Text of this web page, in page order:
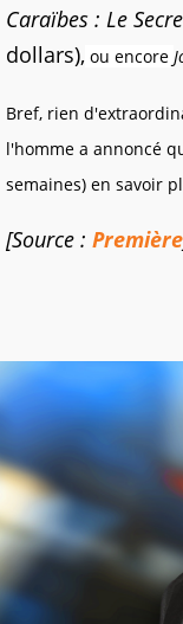
Caraïbes : Le
dollars), ou encore
Bref, rien
l'homme a annoncé
semaines) en savoir
[Source : Première